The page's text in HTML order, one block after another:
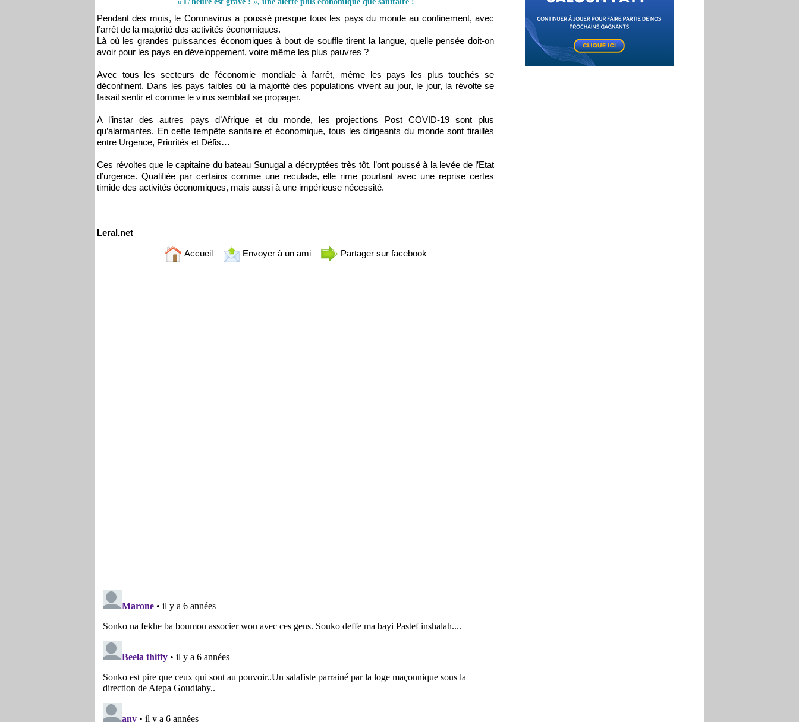
Pendant des mois, le Coronavirus a poussé presque tous les pays du monde au confinement, avec
l’arrêt de la majorité des activités économiques.
Là où les grandes puissances économiques à bout de souffle tirent la langue, quelle pensée doit-on
avoir pour les pays en développement, voire même les plus pauvres ?
Avec tous les secteurs de l’économie mondiale à l’arrêt, même les pays les plus touchés se
déconfinent. Dans les pays faibles où la majorité des populations vivent au jour, le jour, la révolte se
faisait sentir et comme le virus semblait se propager.
A l’instar des autres pays d’Afrique et du monde, les projections Post COVID-19 sont plus
qu’alarmantes. En cette tempête sanitaire et économique, tous les dirigeants du monde sont tiraillés
entre Urgence, Priorités et Défis…
Ces révoltes que le capitaine du bateau Sunugal a décryptées très tôt, l’ont poussé à la levée de l’Etat
d’urgence. Qualifiée par certains comme une reculade, elle rime pourtant avec une reprise certes
timide des activités économiques, mais aussi à une impérieuse nécessité.
Leral.net
Accueil Envoyer à un ami Partager sur facebook